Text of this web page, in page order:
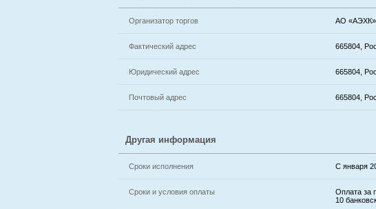
Организатор торгов АО «АЭХК»
Фактический адрес 665804,
Юридический адрес 665804,
Почтовый адрес 665804,
Другая информация
Сроки исполнения С января
Сроки и условия оплаты
Оплата за
10